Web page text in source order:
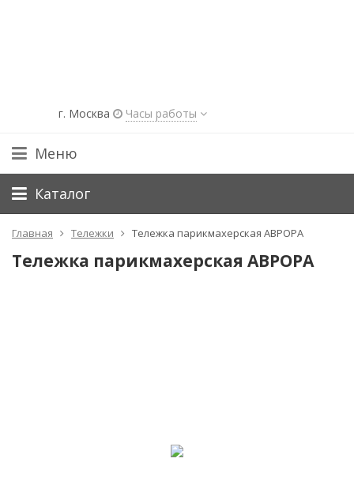
г. Москва Часы работы
Меню
Каталог
Главная Тележки Тележка парикмахерская АВРОРА
Тележка парикмахерская АВРОРА